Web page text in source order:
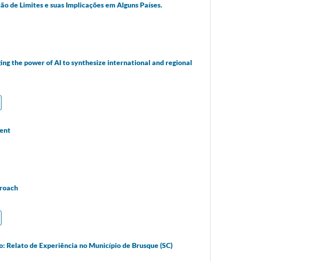
de Limites e suas Implicações em Alguns Países.
the power of AI to synthesize international and regional
de Experiência no Município de Brusque (SC)